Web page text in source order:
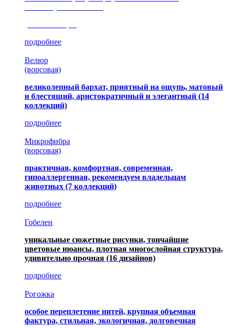
подробнее
Велюр
(ворсовая)
великолепный бархат, приятный на ощупь, матовый
и блестящий, аристократичный и элегантный (14
коллекций)
подробнее
Микрофибра
(ворсовая)
практичная, комфортная, современная,
гипоаллергенная, рекомендуем владельцам
животных (7 коллекций)
подробнее
Гобелен
уникальные сюжетные рисунки, тончайшие
цветовые нюансы, плотная многослойная структура,
удивительно прочная (16 дизайнов)
подробнее
Рогожка
особое переплетение нитей, крупная объемная
фактура, стильная, экологичная, долговечная